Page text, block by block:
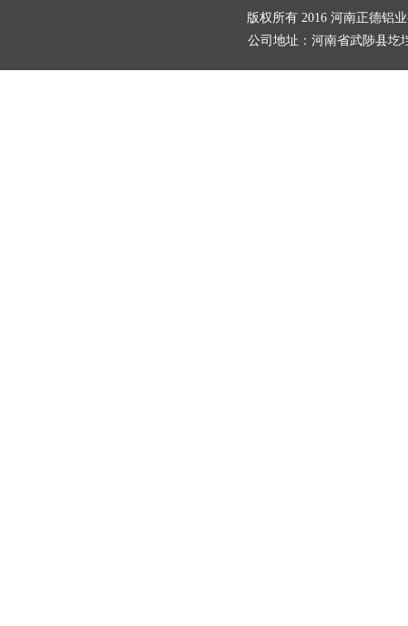
版权所有 2016 河南正德铝
公司地址：河南省武陟县圪